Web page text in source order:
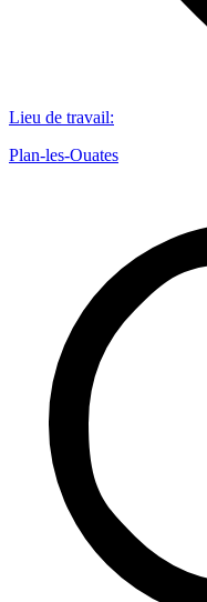
Lieu de travail:
Plan-les-Ouates